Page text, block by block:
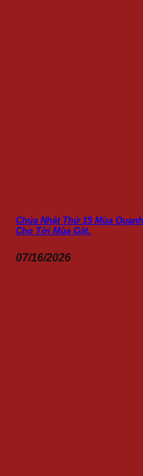
Chúa Nhật Thứ 15 Mùa
Cho Tới Mùa Gặt.
07/16/2026